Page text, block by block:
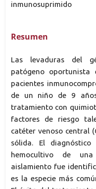
inmunosuprimido
Resumen
Las levaduras del
patógeno oportunista
pacientes
de un niño de 9
tratamiento con
factores de riesgo
catéter venoso central
sólida. El
hemocultivo de
aislamiento fue
es la especie más